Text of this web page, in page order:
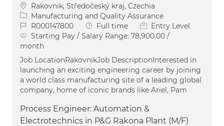
Location
Rakovnik, Středočeský kraj, Czechia
Category
Manufacturing and Quality Assurance
Job IdR000147800 Job Type
Full time
Entry Level
Starting Pay / Salary Range: 78,900.00 /
month
Job LocationRakovnikJob DescriptionInterested in
launching an exciting engineering career by joining
a world class manufacturing site of a leading global
company, home of iconic brands like Ariel, Pam
Process Engineer: Automation &
Electrotechnics in P&G Rakona Plant (M/F)